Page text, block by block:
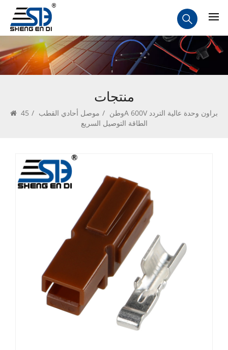
منتجات
وطن / موصل أحادي القطب / 45A 600V براون وحدة عالية التردد
الطاقة التوصيل السريع